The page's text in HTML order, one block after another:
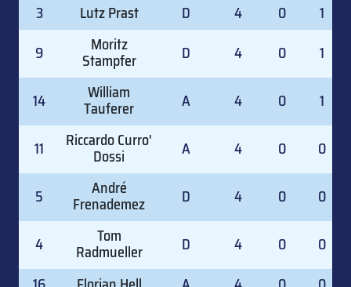
3
Lutz Prast D 4 0
1
9
Moritz
Stampfer D 4 0 1
14 William
Tauferer A 4 0 1
11 Riccardo Curro'
Dossi A 4 0 0
5 André
Frenademez D 4 0 0
4 Tom
Radmueller D 4 0
0